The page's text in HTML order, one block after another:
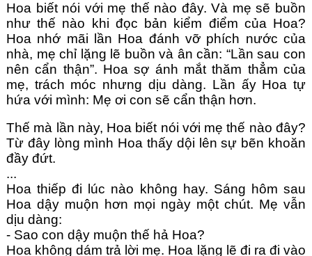
Hoa biết nói với mẹ thế nào đây. Và mẹ sẽ buồn
như thế nào khi đọc bản kiểm điểm của Hoa?
Hoa nhớ mãi lần Hoa đánh vỡ phích nước của
nhà, mẹ chỉ lặng lẽ buồn và ân cần: “Lần sau con
nên cẩn thận”. Hoa sợ ánh mắt thăm thẳm của
mẹ, trách móc nhưng dịu dàng. Lần ấy Hoa tự
hứa với mình: Mẹ ơi con sẽ cẩn thận hơn.
Thế mà lần này, Hoa biết nói với mẹ thế nào đây?
Từ đây lòng mình Hoa thấy dội lên sự bẽn khoăn
đầy đứt.
...
Hoa thiếp đi lúc nào không hay. Sáng hôm sau
Hoa dậy muộn hơn mọi ngày một chút. Mẹ vẫn
dịu dàng:
- Sao con dậy muộn thế hả Hoa?
Hoa không dám trả lời mẹ. Hoa lặng lẽ đi ra đi vào